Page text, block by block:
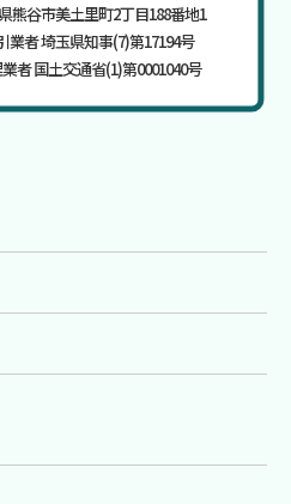
熊谷市美土里町2丁目188番地1
者 埼玉県知事(7)第17194号
者 国土交通省(1)第0001040号